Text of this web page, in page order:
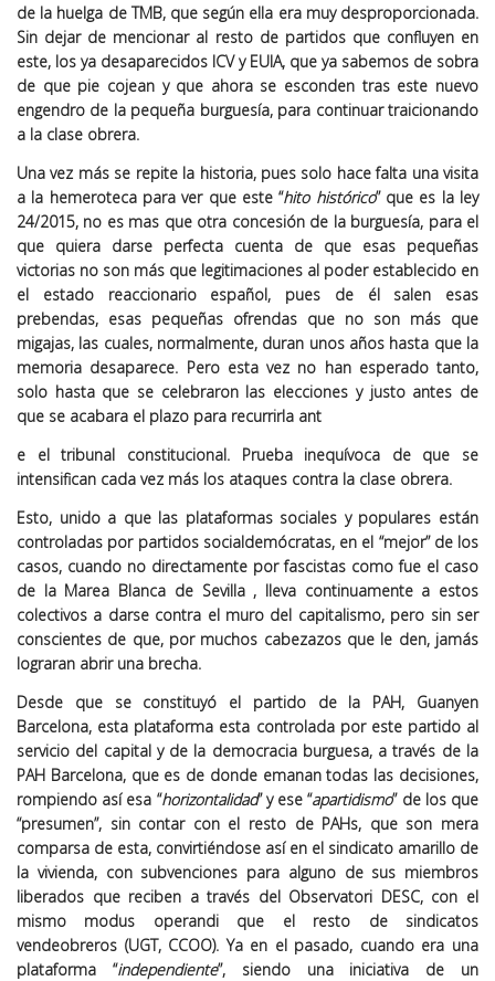
de la huelga de TMB, que según ella era muy desproporcionada.
Sin dejar de mencionar al resto de partidos que confluyen en
este, los ya desaparecidos ICV y EUIA, que ya sabemos de sobra
de que pie cojean y que ahora se esconden tras este nuevo
engendro de la pequeña burguesía, para continuar traicionando
a la clase obrera.
Una vez más se repite la historia, pues solo hace falta una visita
a la hemeroteca para ver que este “hito histórico” que es la ley
24/2015, no es mas que otra concesión de la burguesía, para el
que quiera darse perfecta cuenta de que esas pequeñas
victorias no son más que legitimaciones al poder establecido en
el estado reaccionario español, pues de él salen esas
prebendas, esas pequeñas ofrendas que no son más que
migajas, las cuales, normalmente, duran unos años hasta que la
memoria desaparece. Pero esta vez no han esperado tanto,
solo hasta que se celebraron las elecciones y justo antes de
que se acabara el plazo para recurrirla ant
e el tribunal constitucional. Prueba inequívoca de que se
intensifican cada vez más los ataques contra la clase obrera.
Esto, unido a que las plataformas sociales y populares están
controladas por partidos socialdemócratas, en el “mejor” de los
casos, cuando no directamente porfascistas como fue el caso
de la Marea Blanca de Sevilla , lleva continuamente a estos
colectivos a darse contra el muro del capitalismo, pero sin ser
conscientes de que, por muchos cabezazos que le den, jamás
lograran abrir una brecha.
Desde que se constituyó el partido de la PAH, Guanyen
Barcelona, esta plataforma esta controlada por este partido al
servicio del capital y de la democracia burguesa, a través de la
PAH Barcelona, que es de donde emanan todas las decisiones,
rompiendo así esa “horizontalidad” y ese “apartidismo” de los que
“presumen”, sin contar con el resto de PAHs, que son mera
comparsa de esta, convirtiéndose así en el sindicato amarillo de
la vivienda, con subvenciones para alguno de sus miembros
liberados que reciben a través del Observatori DESC, con el
mismo modus operandi que el resto de sindicatos
vendeobreros (UGT, CCOO). Ya en el pasado, cuando era una
plataforma “independiente”, siendo una iniciativa de un